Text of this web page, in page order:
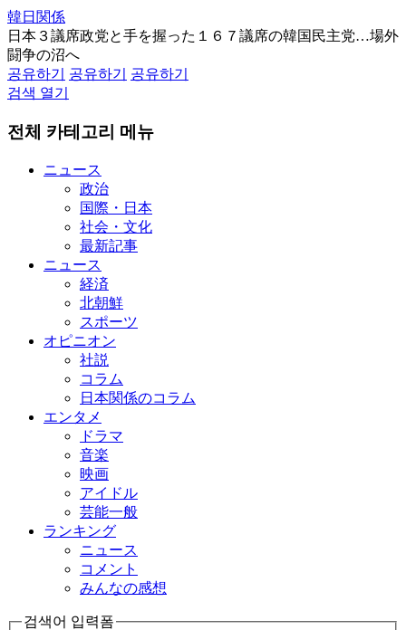
韓日関係
日本３議席政党と手を握った１６７議席の韓国民主党…場外
闘争の沼へ
공유하기
공유하기
공유하기
검색 열기
전체 카테고리 메뉴
ニュース
政治
国際・日本
社会・文化
最新記事
ニュース
経済
北朝鮮
スポーツ
オピニオン
社説
コラム
日本関係のコラム
エンタメ
ドラマ
音楽
映画
アイドル
芸能一般
ランキング
ニュース
コメント
みんなの感想
검색어 입력폼